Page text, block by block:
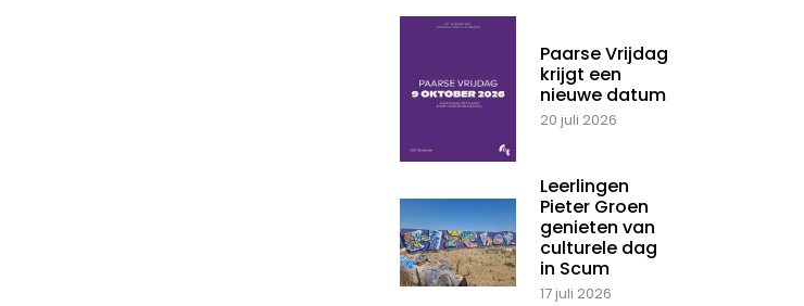
Paarse Vrijdag
krijgt een
nieuwe datum
20 juli 2026
Leerlingen
Pieter Groen
genieten van
culturele dag
in Scum
17 juli 2026